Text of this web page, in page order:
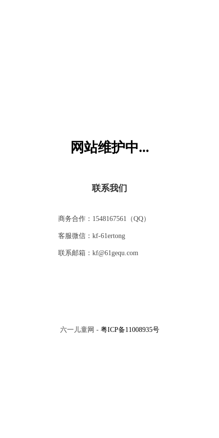
网站维护中...
联系我们
商务合作：1548167561（QQ）
客服微信：kf-61ertong
联系邮箱：kf@61gequ.com
六一儿童网 - 粤ICP备11008935号